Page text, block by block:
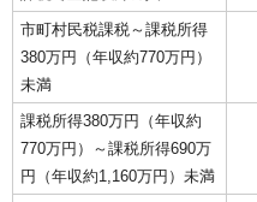
市町村民税課税～課税所得
380万円（年収約770万円）
未満
課税所得380万円（年収約
770万円）～課税所得690万
円（年収約1,160万円）未満